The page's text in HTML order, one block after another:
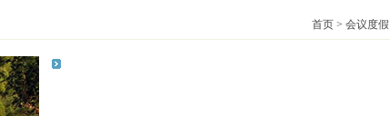
首页 > 会议度